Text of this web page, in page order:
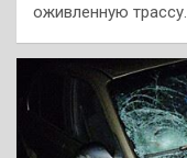
оживленную трассу…